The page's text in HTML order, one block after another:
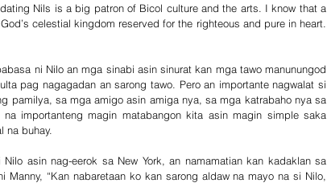
Nils is a big patron of Bicol culture and the arts. I know that a
celestial kingdom reserved for the righteous and pure in heart.
ni Nilo an mga sinabi asin sinurat kan mga tawo manunungod
pag nagagadan an sarong tawo. Pero an importante nagwalat si
pamilya, sa mga amigo asin amiga nya, sa mga katrabaho nya sa
importanteng magin matabangon kita asin magin simple saka
na buhay.
asin nag-eerok sa New York, an namamatian kan kadaklan sa
Manny, “Kan nabaretaan ko kan sarong aldaw na mayo na si Nilo,